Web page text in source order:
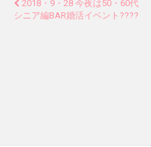
2018・9・28 今夜は50・60代
シニア編BAR婚活イベント????